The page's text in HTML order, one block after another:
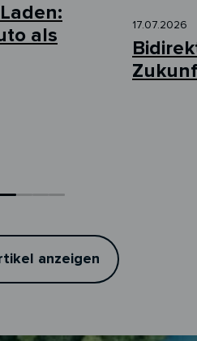
als
17.07.2026
anzeigen